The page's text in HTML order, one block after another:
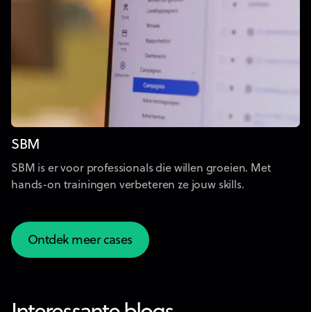
SBM
SBM is er voor professionals die willen groeien. Met
hands-on trainingen verbeteren ze jouw skills.
Ontdek meer cases
Ontdek meer cases